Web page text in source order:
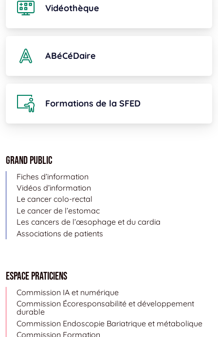
Vidéothèque
ABéCéDaire
Formations de la SFED
Grand public
Fiches d’information
Vidéos d’information
Le cancer colo-rectal
Le cancer de l’estomac
Les cancers de l’œsophage et du cardia
Associations de patients
Espace Praticiens
Commission IA et numérique
Commission Écoresponsabilité et développement
durable
Commission Endoscopie Bariatrique et métabolique
Commission Formation